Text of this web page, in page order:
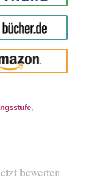
,
bewerten